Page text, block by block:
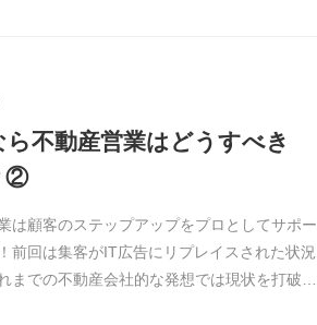
ら不動産営業はどうすべき
②
は顧客のステップアップをプロとしてサポー
前回は集客がIT広告にリプレイスされた状況
までの不動産会社的な発想では現状を打破…